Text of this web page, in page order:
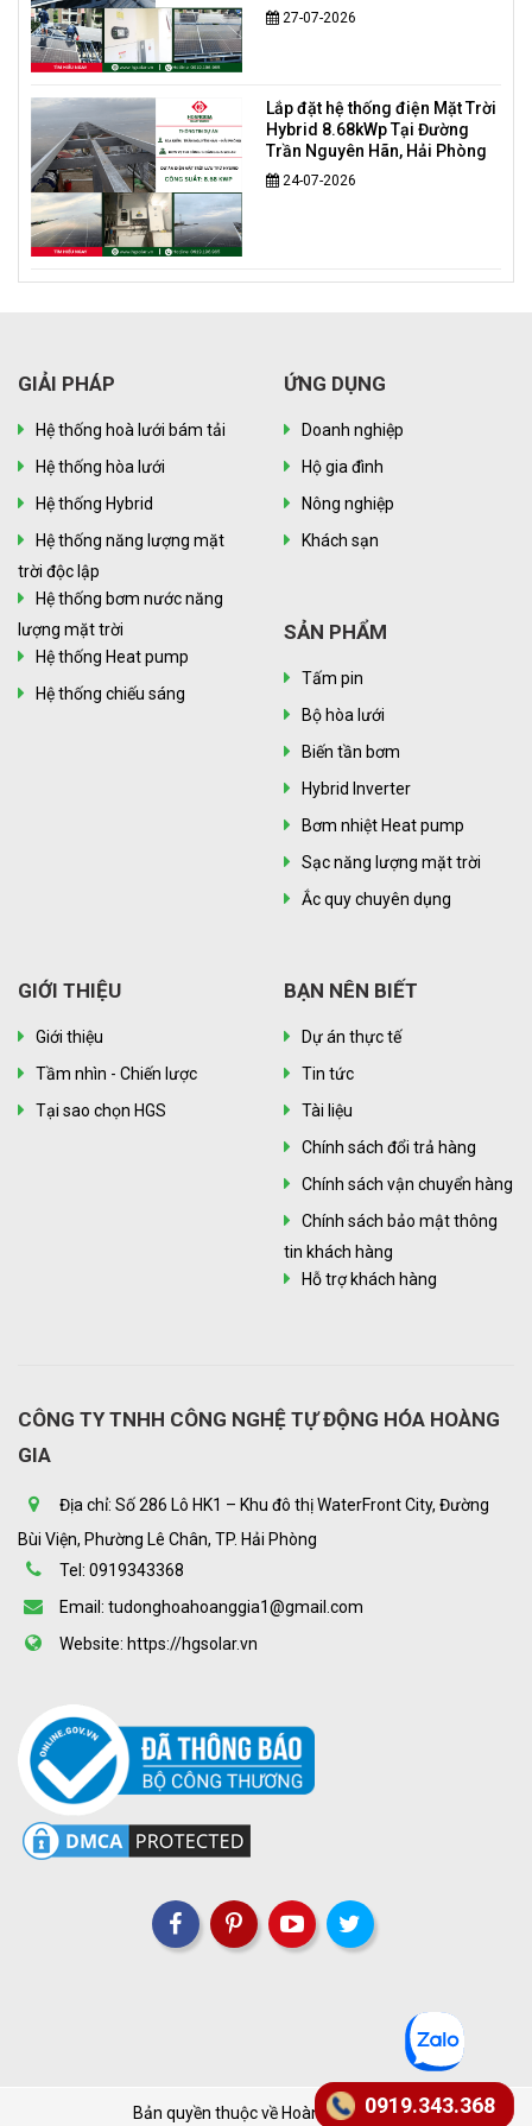
27-07-2026
Lắp đặt hệ thống điện Mặt Trời
Hybrid 8.68kWp Tại Đường
Trần Nguyên Hãn, Hải Phòng
24-07-2026
GIẢI PHÁP
Hệ thống hoà lưới bám tải
Hệ thống hòa lưới
Hệ thống Hybrid
Hệ thống năng lượng mặt
trời độc lập
Hệ thống bơm nước năng
lượng mặt trời
Hệ thống Heat pump
Hệ thống chiếu sáng
ỨNG DỤNG
Doanh nghiệp
Hộ gia đình
Nông nghiệp
Khách sạn
SẢN PHẨM
Tấm pin
Bộ hòa lưới
Biến tần bơm
Hybrid Inverter
Bơm nhiệt Heat pump
Sạc năng lượng mặt trời
Ắc quy chuyên dụng
GIỚI THIỆU
Giới thiệu
Tầm nhìn - Chiến lược
Tại sao chọn HGS
BẠN NÊN BIẾT
Dự án thực tế
Tin tức
Tài liệu
Chính sách đổi trả hàng
Chính sách vận chuyển hàng
Chính sách bảo mật thông
tin khách hàng
Hỗ trợ khách hàng
CÔNG TY TNHH CÔNG NGHỆ TỰ ĐỘNG HÓA HOÀNG
GIA
Địa chỉ: Số 286 Lô HK1 – Khu đô thị WaterFront City, Đường
Bùi Viện, Phường Lê Chân, TP. Hải Phòng
Tel: 0919343368
Email: tudonghoahoanggia1@gmail.com
Website: https://hgsolar.vn
Bản quyền thuộc về Hoàng Gia Solar0919.343.368